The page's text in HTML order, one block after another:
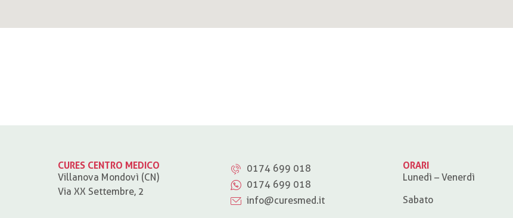
CURES CENTRO MEDICO
Villanova Mondovì (CN)
Via XX Settembre, 2
0174 699 018
0174 699 018
info@curesmed.it
ORARI
Lunedì – Venerdì
Sabato